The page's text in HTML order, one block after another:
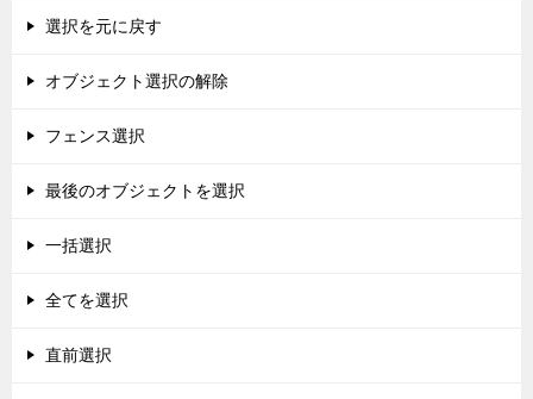
選択を元に戻す
オブジェクト選択の解除
フェンス選択
最後のオブジェクトを選択
一括選択
全てを選択
直前選択